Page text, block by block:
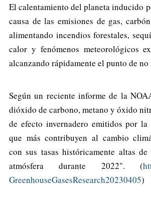
El calentamiento del planeta inducido
causa de las emisiones de gas,
alimentando incendios forestales,
calor y fenómenos meteorológicos
alcanzando rápidamente el punto de
Según un reciente informe de la
dióxido de carbono, metano y óxido
de efecto invernadero emitidos por la
que más contribuyen al cambio
con sus tasas históricamente altas
atmósfera durante 2022". (
GreenhouseGasesResearch20230405)